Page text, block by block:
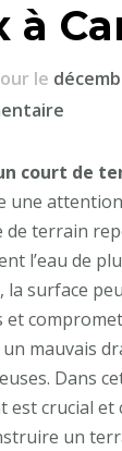
à
le
un
est-
il
pour
un
court
en
court de
une
de terrain
l’eau de
la surface
et
mauvais
Dans
est crucial et
un